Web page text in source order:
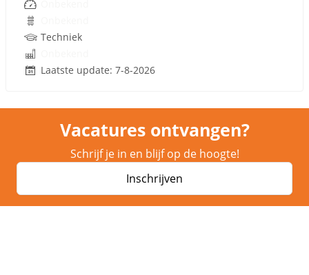
Techniek
Laatste update: 7-8-2026
Vacatures ontvangen?
Schrijf je in en blijf op de hoogte!
Inschrijven